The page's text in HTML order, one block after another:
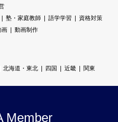
塾・家庭教師 語学学習
資格対策
画 動画制作
北海道・東北 四国 近畿 関東
Member